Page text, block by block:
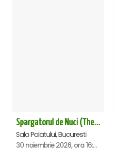
Spargatorul de Nuci (The Nutcracker) -UKRAINIAN CLASSICAL BALLET (ora 16.00) - Bucuresti
Sala Palatului, Bucuresti
30 noiembrie 2026, ora 16:00